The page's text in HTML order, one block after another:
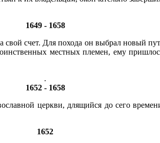
1649 - 1658
свой счет. Для похода он выбрал новый
местных племен, ему
.
1652 - 1658
церкви, длящийся до сего
1652